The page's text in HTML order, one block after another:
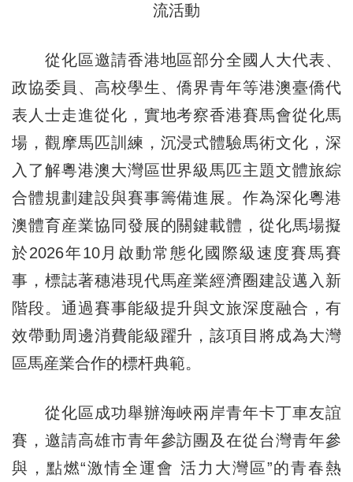
流活動
從化區邀請香港地區部分全國人大代表、
政協委員、高校學生、僑界青年等港澳臺僑代
表人士走進從化，實地考察香港賽馬會從化馬
場，觀摩馬匹訓練，沉浸式體驗馬術文化，深
入了解粵港澳大灣區世界級馬匹主題文體旅綜
合體規劃建設與賽事籌備進展。作為深化粵港
澳體育産業協同發展的關鍵載體，從化馬場擬
於2026年10月啟動常態化國際級速度賽馬賽
事，標誌著穗港現代馬産業經濟圈建設邁入新
階段。通過賽事能級提升與文旅深度融合，有
效帶動周邊消費能級躍升，該項目將成為大灣
區馬産業合作的標杆典範。
從化區成功舉辦海峽兩岸青年卡丁車友誼
賽，邀請高雄市青年參訪團及在從台灣青年參
與，點燃“激情全運會 活力大灣區”的青春熱